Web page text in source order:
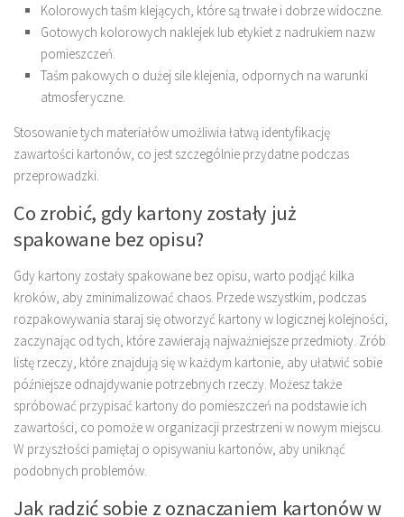
Kolorowych taśm klejących, które są trwałe i dobrze widoczne.
Gotowych kolorowych naklejek lub etykiet z nadrukiem nazw
pomieszczeń.
Taśm pakowych o dużej sile klejenia, odpornych na warunki
atmosferyczne.
Stosowanie tych materiałów umożliwia łatwą identyfikację
zawartości kartonów, co jest szczególnie przydatne podczas
przeprowadzki.
Co zrobić, gdy kartony zostały już
spakowane bez opisu?
Gdy kartony zostały spakowane bez opisu, warto podjąć kilka
kroków, aby zminimalizować chaos. Przede wszystkim, podczas
rozpakowywania staraj się otworzyć kartony w logicznej kolejności,
zaczynając od tych, które zawierają najważniejsze przedmioty. Zrób
listę rzeczy, które znajdują się w każdym kartonie, aby ułatwić sobie
późniejsze odnajdywanie potrzebnych rzeczy. Możesz także
spróbować przypisać kartony do pomieszczeń na podstawie ich
zawartości, co pomoże w organizacji przestrzeni w nowym miejscu.
W przyszłości pamiętaj o opisywaniu kartonów, aby uniknąć
podobnych problemów.
Jak radzić sobie z oznaczaniem kartonów w